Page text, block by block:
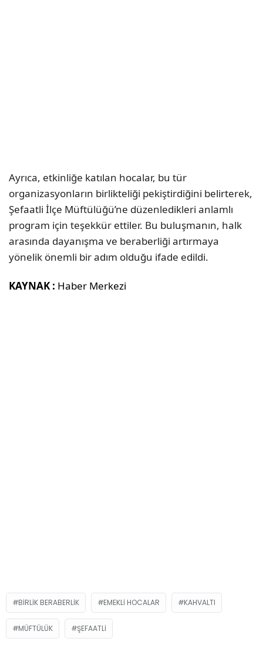
Ayrıca, etkinliğe katılan hocalar, bu tür
organizasyonların birlikteliği pekiştirdiğini belirterek,
Şefaatli İlçe Müftülüğü’ne düzenledikleri anlamlı
program için teşekkür ettiler. Bu buluşmanın, halk
arasında dayanışma ve beraberliği artırmaya
yönelik önemli bir adım olduğu ifade edildi.
KAYNAK : Haber Merkezi
BIRLIK BERABERLIK EMEKLI HOCALAR KAHVALTI
MÜFTÜLÜK ŞEFAATLI